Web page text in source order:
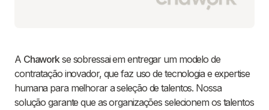
A Chaworkse sobressai em entregar um modelo de
contratação inovador, que faz uso de tecnologia e expertise
humana para melhorar a seleção de talentos. Nossa
solução garante que as organizações selecionem os talentos